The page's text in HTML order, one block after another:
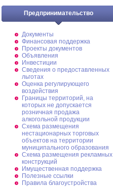
Предпринимательство
Документы
Финансовая поддержка
Проекты документов
Объявления
Инвестиции
Сведения о предоставленных
льготах
Оценка регулирующего
воздействия
Границы территорий, на
которых не допускается
розничная продажа
алкогольной продукции
Схема размещения
нестационарных торговых
объектов на территории
муниципального образования
Схема размещения рекламных
конструкций
Имущественная поддержка
Полезные ссылки
Правила благоустройства